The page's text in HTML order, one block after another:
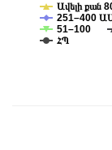
Ավելի քան
251–400
51–100
ՀՊ